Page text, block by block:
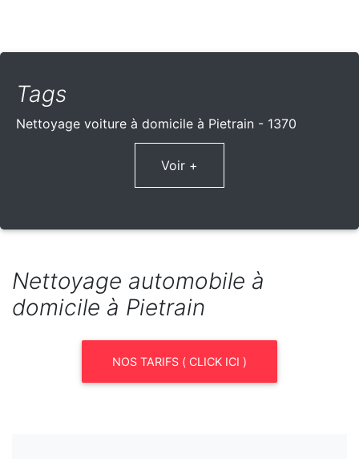
Tags
Nettoyage voiture à domicile à Pietrain - 1370
Voir +
Nettoyage automobile à
domicile à Pietrain
NOS TARIFS ( CLICK ICI )